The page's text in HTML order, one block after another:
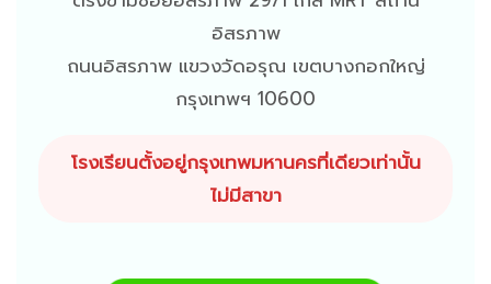
อิสรภาพ
ถนนอิสรภาพ แขวงวัดอรุณ เขตบางกอกใหญ่
กรุงเทพฯ 10600
โรงเรียนตั้งอยู่กรุงเทพมหานครที่เดียวเท่านั้น
ไม่มีสาขา